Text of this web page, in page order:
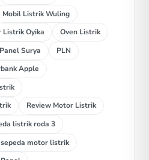
Mobil Listrik Wuling
Listrik Oyika
Oven Listrik
Panel Surya
PLN
Apple
Review Motor Listrik
listrik roda 3
sepeda motor listrik